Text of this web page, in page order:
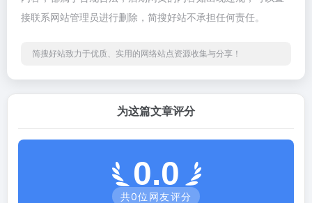
接联系网站管理员进行删除，简搜好站不承担任何责任。
简搜好站致力于优质、实用的网络站点资源收集与分享！
为这篇文章评分
0.0
共0位网友评分